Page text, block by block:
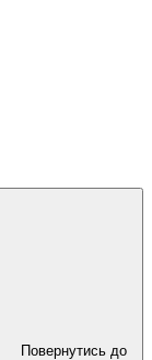
Повернутись до